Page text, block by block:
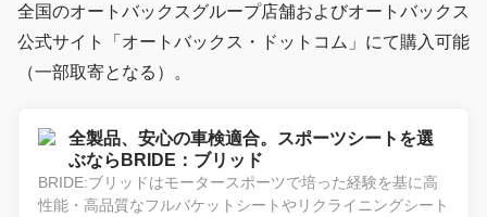
全国のオートバックスグループ店舗およびオートバックス
公式サイト「オートバックス・ドットコム」にて購入可能
（一部取寄となる）。
全製品、安心の車検適合。スポーツシートを選
ぶならBRIDE：ブリッド
BRIDE:ブリッドはモータースポーツで培った経験を基に高
性能・高品質なフルバケットシートやリクライニングシート